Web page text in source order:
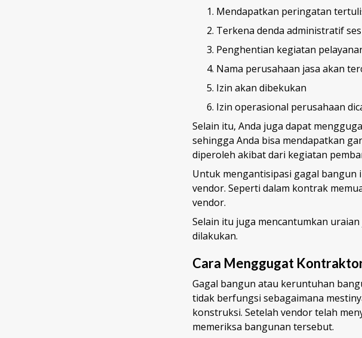
Mendapatkan peringatan
Terkena denda administratif
Penghentian kegiatan
Nama perusahaan jasa akan
Izin akan dibekukan
Izin operasional perusahaan
Selain itu, Anda juga dapat
sehingga Anda bisa mendapatkan
diperoleh akibat dari kegiatan
Untuk mengantisipasi gagal bangun
vendor. Seperti dalam kontrak
vendor.
Selain itu juga mencantumkan
dilakukan.
Cara Menggugat
Gagal bangun atau keruntuhan
tidak berfungsi sebagaimana
konstruksi. Setelah vendor telah
memeriksa bangunan tersebut.